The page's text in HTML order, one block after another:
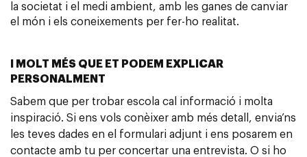
la societat i el medi ambient, amb les ganes de canviar
el món i els coneixements per fer-ho realitat.
I MOLT MÉS QUE ET PODEM EXPLICAR
PERSONALMENT
Sabem que per trobar escola cal informació i molta
inspiració. Si ens vols conèixer amb més detall, envia’ns
les teves dades en el formulari adjunt i ens posarem en
contacte amb tu per concertar una entrevista. O si ho